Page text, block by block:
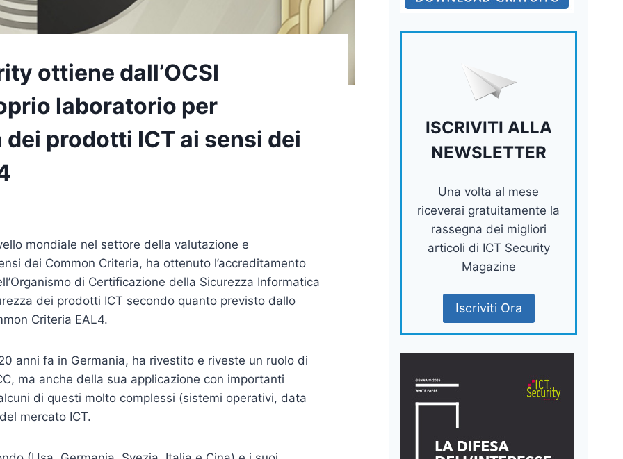
ottiene dall’OCSI
laboratorio per
prodotti ICT ai sensi dei
mondiale nel settore della valutazione e
dei Common Criteria, ha ottenuto l’accreditamento
di Certificazione della Sicurezza Informatica
dei prodotti ICT secondo quanto previsto dallo
Criteria EAL4.
anni fa in Germania, ha rivestito e riveste un ruolo di
ma anche della sua applicazione con importanti
di questi molto complessi (sistemi operativi, data
mercato ICT.
ISCRIVITI ALLA
NEWSLETTER
Una volta al mese
riceverai gratuitamente la
rassegna dei migliori
articoli di ICT Security
Magazine
Iscriviti Ora